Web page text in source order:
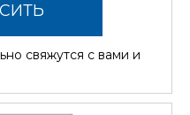
свяжутся с вами и